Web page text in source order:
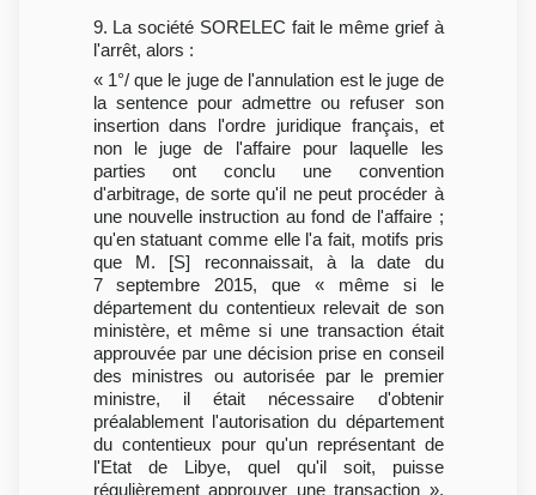
9. La société SORELEC fait le même grief à
l'arrêt, alors :
« 1°/ que le juge de l'annulation est le juge de
la sentence pour admettre ou refuser son
insertion dans l'ordre juridique français, et
non le juge de l'affaire pour laquelle les
parties ont conclu une convention
d'arbitrage, de sorte qu'il ne peut procéder à
une nouvelle instruction au fond de l'affaire ;
qu'en statuant comme elle l'a fait, motifs pris
que M. [S] reconnaissait, à la date du
7 septembre 2015, que « même si le
département du contentieux relevait de son
ministère, et même si une transaction était
approuvée par une décision prise en conseil
des ministres ou autorisée par le premier
ministre, il était nécessaire d'obtenir
préalablement l'autorisation du département
du contentieux pour qu'un représentant de
l'Etat de Libye, quel qu'il soit, puisse
régulièrement approuver une transaction »,